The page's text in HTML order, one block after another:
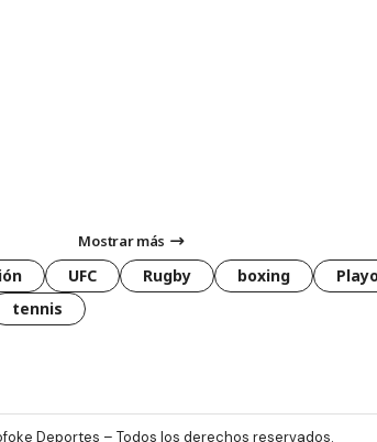
Mostrar más
UFC Rugby boxing
tennis
Deportes – Todos los derechos reservados.